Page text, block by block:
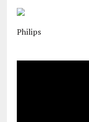
Philips